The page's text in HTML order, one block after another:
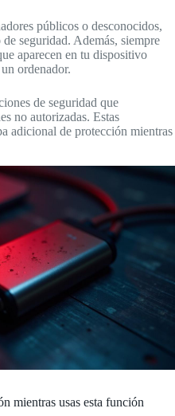
públicos o desconocidos,
seguridad. Además, siempre
aparecen en tu dispositivo
ordenador.
de seguridad que
no autorizadas. Estas
adicional de protección mientras
mientras usas esta función